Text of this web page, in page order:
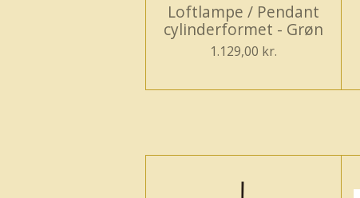
Loftlampe / Pendant
cylinderformet - Grøn
1.129,00 kr.